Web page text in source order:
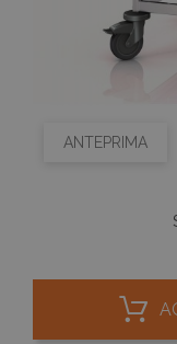
ANTEPRIMA